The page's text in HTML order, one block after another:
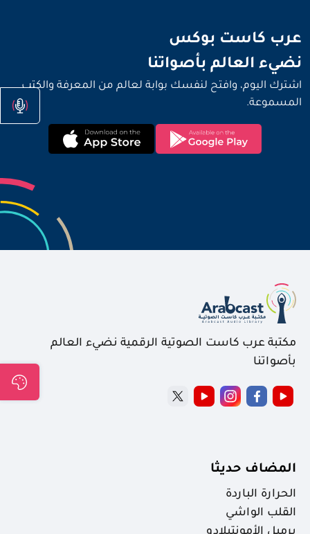
عرب كاست بوكس
نضيء العالم بأصواتنا
اشترك اليوم، وافتح لنفسك بوابة لعالم من المعرفة والكتب
المسموعة.
مكتبة عرب كاست الصوتية الرقمية نضيء العالم
بأصواتنا
المضاف حديثا
الحرارة الباردة
القلب الواشي